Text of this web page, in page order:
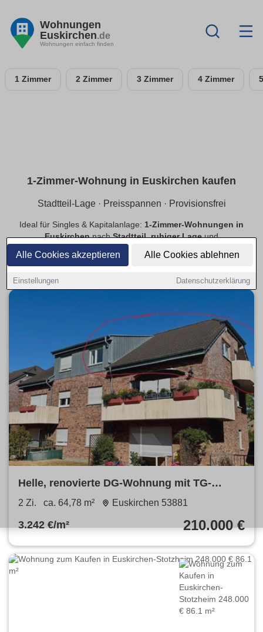
Alle Cookies akzeptieren Alle Cookies ablehnen
Einstellungen Datenschutzerklärung
Wohnungen
Euskirchen.de
Wohnungen einfach finden
1 Zimmer 2 Zimmer 3 Zimmer 4 Zimmer
1-Zimmer-Wohnung in Euskirchen kaufen
Stadtteil-Lage · Preisspannen · Provisionsfrei
Ideal für Singles & Kapitalanlage: 1-Zimmer-Wohnungen in
EuskirchennachStadtteil,ruhiger Lageund
provisionsfreie
Neubau
Bestand.
Helle, renovierte DG-Wohnung mit TG-
Stellplatz
2 Zi. ca. 64,78 m² Euskirchen 53881
3.242 €/m² 210.000 €